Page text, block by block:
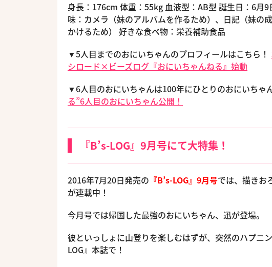
身長：176cm 体重：55kg 血液型：AB型 誕生日：6月
味：カメラ（妹のアルバムを作るため）、日記（妹の
かけるため） 好きな食べ物：栄養補助食品
▼5人目までのおにいちゃんのプロフィールはこちら！
シロード×ビーズログ『おにいちゃんねる』始動
▼6人目のおにいちゃんは100年にひとりのおにいちゃ
る”6人目のおにいちゃん公開！
『B’s-LOG』9月号にて大特集！
2016年7月20日発売の 『B’s-LOG』9月号では、描きお
が連載中！
今月号では帰国した最強のおにいちゃん、迅が登場。
彼といっしょに山登りを楽しむはずが、突然のハプ
LOG』本誌で！